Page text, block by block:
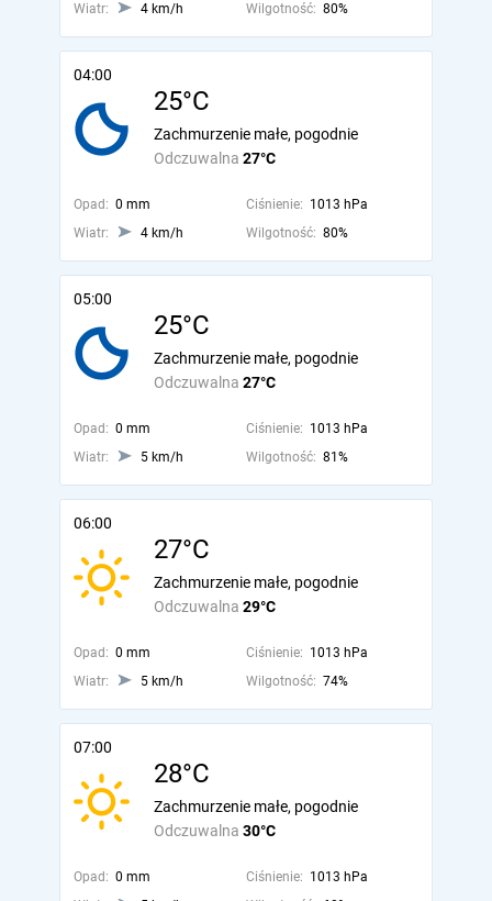
Wiatr:
4 km/h Wilgotność: 80%
04:00
25°C
Odczuwalna 27°C
Zachmurzenie małe, pogodnie
Opad: 0 mm Ciśnienie: 1013 hPa
Wiatr:
4 km/h Wilgotność: 80%
05:00
25°C
Odczuwalna 27°C
Zachmurzenie małe, pogodnie
Opad: 0 mm Ciśnienie: 1013 hPa
Wiatr:
5 km/h Wilgotność: 81%
06:00
27°C
Odczuwalna 29°C
Zachmurzenie małe, pogodnie
Opad: 0 mm Ciśnienie: 1013 hPa
Wiatr:
5 km/h Wilgotność: 74%
07:00
28°C
Odczuwalna 30°C
Zachmurzenie małe, pogodnie
Opad: 0 mm Ciśnienie: 1013 hPa